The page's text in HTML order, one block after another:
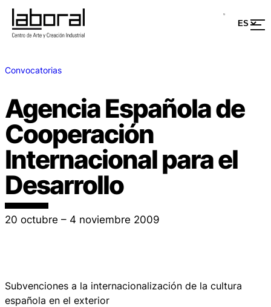
Convocatorias
Agencia Española de
Cooperación
Internacional para el
Desarrollo
20 octubre – 4 noviembre 2009
Subvenciones a la internacionalización de la cultura
española en el exterior